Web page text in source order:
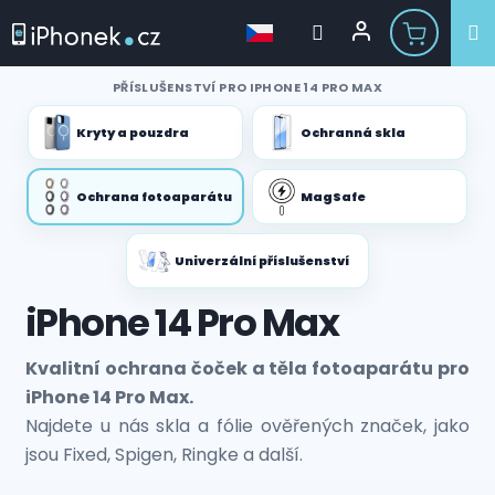
obsah
PŘÍSLUŠENSTVÍ PRO IPHONE 14 PRO MAX
Kryty a pouzdra Ochranná skla
Ochrana fotoaparátu MagSafe
Univerzální příslušenství
iPhone 14 Pro Max
Kvalitní ochrana čoček a těla fotoaparátu pro
iPhone 14 Pro Max.
Najdete u nás skla a fólie ověřených značek, jako
jsou Fixed, Spigen, Ringke a další.